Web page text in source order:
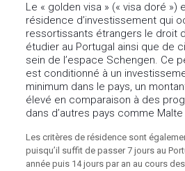
Le « golden visa » (« visa doré »)
résidence d’investissement qui
ressortissants étrangers le droit
étudier au Portugal ainsi que de
sein de l’espace Schengen. Ce
est conditionné à un
minimum dans le pays, un
élevé en comparaison à des
dans d’autres pays comme Malte
Les critères de résidence sont
puisqu’il suffit de passer 7 jours au
année puis 14 jours par an au cours